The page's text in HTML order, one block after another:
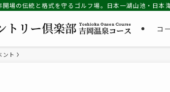
場の伝統と格式を守るゴルフ場。日本一湖山池・日本
コ
ント